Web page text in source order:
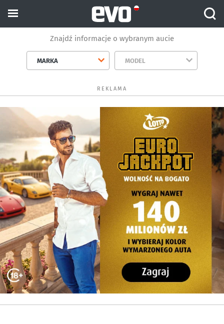
Znajdź informacje o wybranym aucie
MARKA MODEL
REKLAMA